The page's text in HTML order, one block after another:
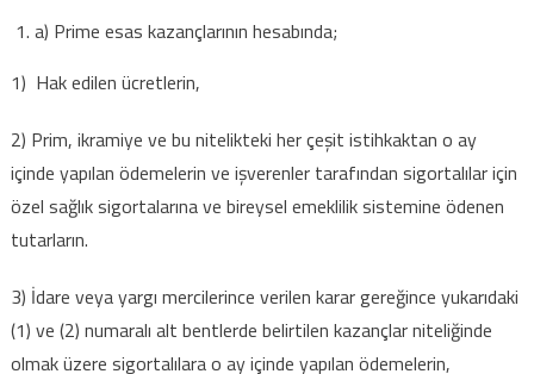
a) Prime esas kazançlarının hesabında;
1) Hak edilen ücretlerin,
2) Prim, ikramiye ve bu nitelikteki her çeşit istihkaktan o ay
içinde yapılan ödemelerin ve işverenler tarafından sigortalılar için
özel sağlık sigortalarına ve bireysel emeklilik sistemine ödenen
tutarların.
3) İdare veya yargı mercilerince verilen karar gereğince yukarıdaki
(1) ve (2) numaralı alt bentlerde belirtilen kazançlar niteliğinde
olmak üzere sigortalılara o ay içinde yapılan ödemelerin,